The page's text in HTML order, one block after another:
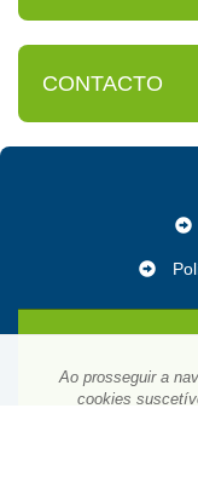
Ao prosseguir a
cookies
CONTACTO